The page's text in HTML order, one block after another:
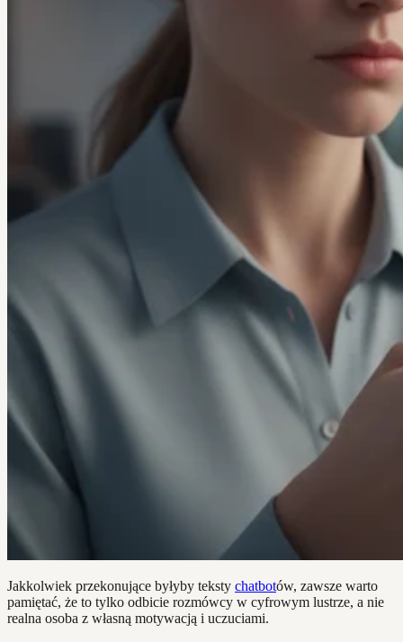
Jakkolwiek przekonujące byłyby teksty chatbotów, zawsze warto
pamiętać, że to tylko odbicie rozmówcy w cyfrowym lustrze, a nie
realna osoba z własną motywacją i uczuciami.